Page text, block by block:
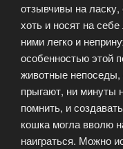
отзывчивы на
хоть и носят на
ними легко и
особенностью этой
животные непоседы,
прыгают, ни минуты
помнить, и
кошка могла вволю
наиграться. Можно